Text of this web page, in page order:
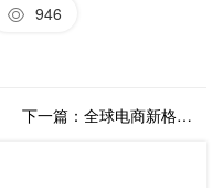
946
下一篇：全球电商新格局：亚马逊与新兴力量的供应链较量